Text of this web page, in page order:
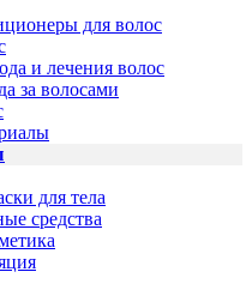
для волос
и лечения волос
за волосами
для тела
средства